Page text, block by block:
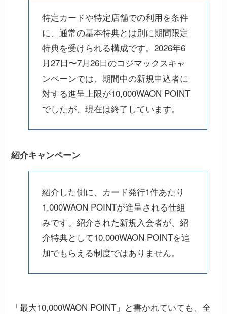
特定カードや特定店舗での利用を条件
に、通常の基本特典とは別に期間限定
特典を受けられる構成です。2026年6
月27日〜7月26日のコジマックスキャ
ンペーンでは、期間中の新規申込者に
対する進呈上限が10,000WAON POINT
でしたが、現在は終了しています。
紹介キャンペーン
紹介した側に、カード発行1件あたり
1,000WAON POINTが進呈される仕組
みです。紹介された新規入会者が、紹
介特典として10,000WAON POINTを追
加でもらえる制度ではありません。
「最大10,000WAON POINT」と書かれていても、全